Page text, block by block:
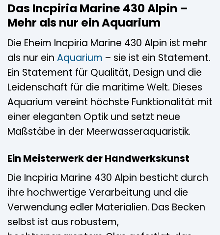
Das Incpiria Marine 430 Alpin –
Mehr als nur ein Aquarium
Die Eheim Incpiria Marine 430 Alpin ist mehr
als nur ein Aquarium – sie ist ein Statement.
Ein Statement für Qualität, Design und die
Leidenschaft für die maritime Welt. Dieses
Aquarium vereint höchste Funktionalität mit
einer eleganten Optik und setzt neue
Maßstäbe in der Meerwasseraquaristik.
Ein Meisterwerk der Handwerkskunst
Die Incpiria Marine 430 Alpin besticht durch
ihre hochwertige Verarbeitung und die
Verwendung edler Materialien. Das Becken
selbst ist aus robustem,